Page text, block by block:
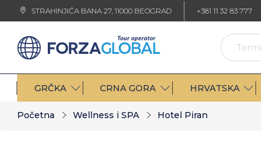
STRAHINJIĆA BANA 27, 11000 BEOGRAD +381 11 32 83 777
GRČKA CRNA GORA HRVATSKA
Početna Wellness i SPA Hotel Piran